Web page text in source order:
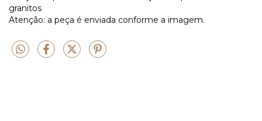
granitos
Atenção: a peça é enviada conforme a imagem.